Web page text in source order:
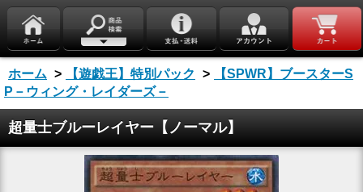
ホーム > 【遊戯王】特別パック >
【SPWR】ブースターS
P－ウィング・レイダーズ－
超量士ブルーレイヤー【ノーマル】